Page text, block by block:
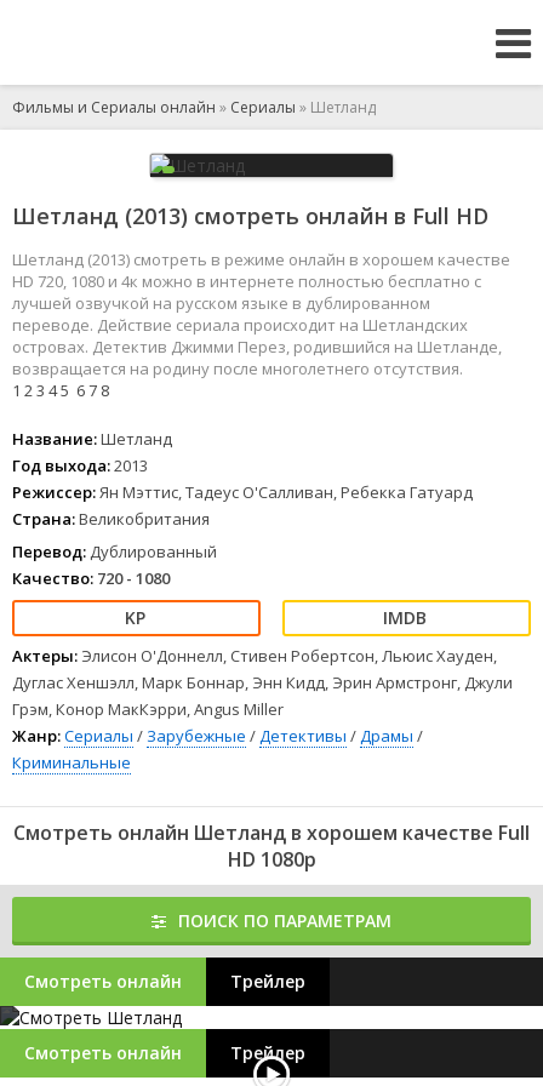
Фильмы и Сериалы онлайн » Сериалы » Шетланд
Шетланд (2013) смотреть онлайн в Full HD
Шетланд (2013) смотреть в режиме онлайн в хорошем качестве
HD 720, 1080 и 4к можно в интернете полностью бесплатно с
лучшей озвучкой на русском языке в дублированном
переводе. Действие сериала происходит на Шетландских
островах. Детектив Джимми Перез, родившийся на Шетланде,
возвращается на родину после многолетнего отсутствия.
1 23 45 67 8
Название:Шетланд
Год выхода:2013
Режиссер:Ян Мэттис, Тадеус О'Салливан, Ребекка Гатуард
Страна:Великобритания
Перевод: Дублированный
Качество: 720 - 1080
Актеры: Элисон О'Доннелл, Стивен Робертсон, Льюис Хауден,
Дуглас Хеншэлл, Марк Боннар, Энн Кидд, Эрин Армстронг, Джули
Грэм, Конор МакКэрри, Angus Miller
Жанр:Сериалы / Зарубежные /Детективы /Драмы /
Криминальные
Смотреть онлайн Шетланд в хорошем качестве Full
HD 1080p
ПОИСК ПО ПАРАМЕТРАМ
Смотреть онлайн Трейлер
Смотреть онлайн Трейлер